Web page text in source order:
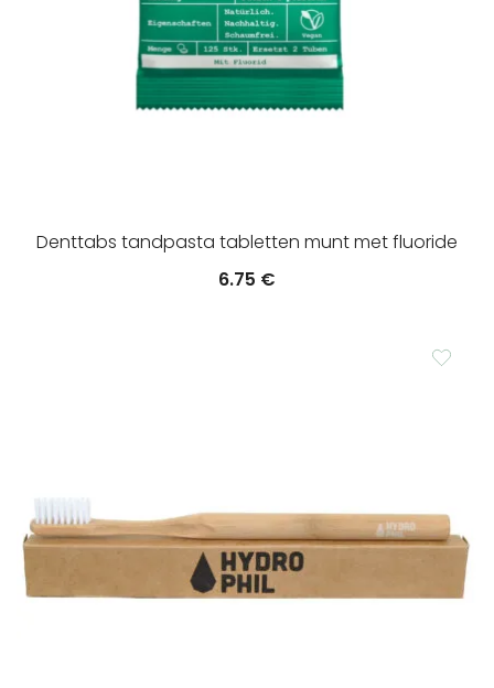
Denttabs tandpasta tabletten munt met fluoride
6.75 €